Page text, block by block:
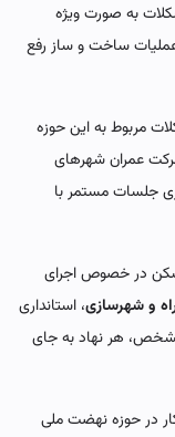
به صورت ویژه
ساخت و ساز رفع
مربوط به این حوزه
عمران شهرهای
جلسات مستمر با
در خصوص اجرای
و شهرسازی، استانداری
مشخص، هر نهاد به جای
در حوزه نهضت ملی